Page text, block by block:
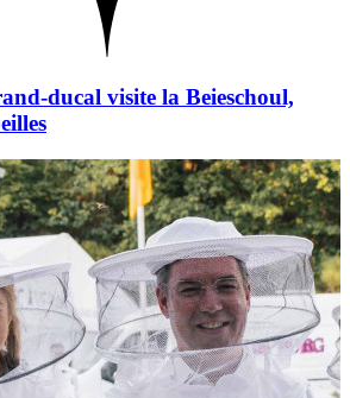
ducal visite la Beieschoul,